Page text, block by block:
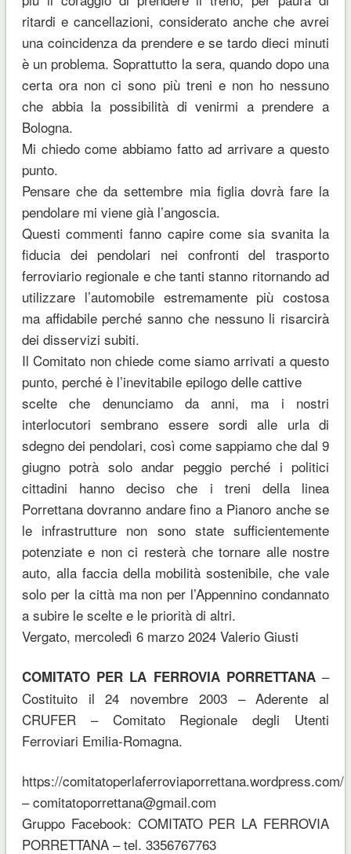
ritardi e cancellazioni, considerato anche che avrei
una coincidenza da prendere e se tardo dieci minuti
è un problema. Soprattutto la sera, quando dopo una
certa ora non ci sono più treni e non ho nessuno
che abbia la possibilità di venirmi a prendere a
Bologna.
Mi chiedo come abbiamo fatto ad arrivare a questo
punto.
Pensare che da settembre mia figlia dovrà fare la
pendolare mi viene già l’angoscia.
Questi commenti fanno capire come sia svanita la
fiducia dei pendolari nei confronti del trasporto
ferroviario regionale e che tanti stanno ritornando ad
utilizzare l’automobile estremamente più costosa
ma affidabile perché sanno che nessuno li risarcirà
dei disservizi subiti.
Il Comitato non chiede come siamo arrivati a questo
punto, perché è l’inevitabile epilogo delle cattive
scelte che denunciamo da anni, ma i nostri
interlocutori sembrano essere sordi alle urla di
sdegno dei pendolari, così come sappiamo che dal 9
giugno potrà solo andar peggio perché i politici
cittadini hanno deciso che i treni della linea
Porrettana dovranno andare fino a Pianoro anche se
le infrastrutture non sono state sufficientemente
potenziate e non ci resterà che tornare alle nostre
auto, alla faccia della mobilità sostenibile, che vale
solo per la città ma non per l’Appennino condannato
a subire le scelte e le priorità di altri.
Vergato, mercoledì 6 marzo 2024 Valerio Giusti
COMITATO PER LA FERROVIA PORRETTANA–
Costituito il 24 novembre 2003 – Aderente al
CRUFER – Comitato Regionale degli Utenti
Ferroviari Emilia-Romagna.
https://comitatoperlaferroviaporrettana.wordpress.com/
– comitatoporrettana@gmail.com
Gruppo Facebook: COMITATO PER LA FERROVIA
PORRETTANA – tel. 3356767763